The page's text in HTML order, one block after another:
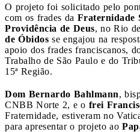
O projeto foi solicitado pelo
com os frades da Fraternidade
Providência de Deus, no Rio
de Óbidos se engajou na
apoio dos frades franciscanos,
Trabalho de São Paulo e do
15ª Região.
Dom Bernardo Bahlmann,
CNBB Norte 2, e o frei
Fraternidade, estiveram no
para apresentar o projeto ao